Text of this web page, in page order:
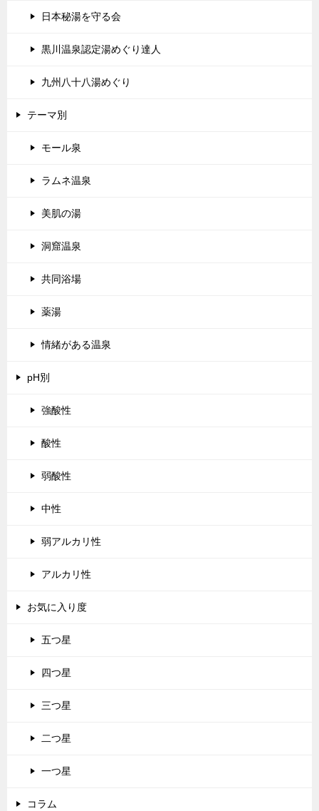
日本秘湯を守る会
黒川温泉認定湯めぐり達人
九州八十八湯めぐり
テーマ別
モール泉
ラムネ温泉
美肌の湯
洞窟温泉
共同浴場
薬湯
情緒がある温泉
pH別
強酸性
酸性
弱酸性
中性
弱アルカリ性
アルカリ性
お気に入り度
五つ星
四つ星
三つ星
二つ星
一つ星
コラム